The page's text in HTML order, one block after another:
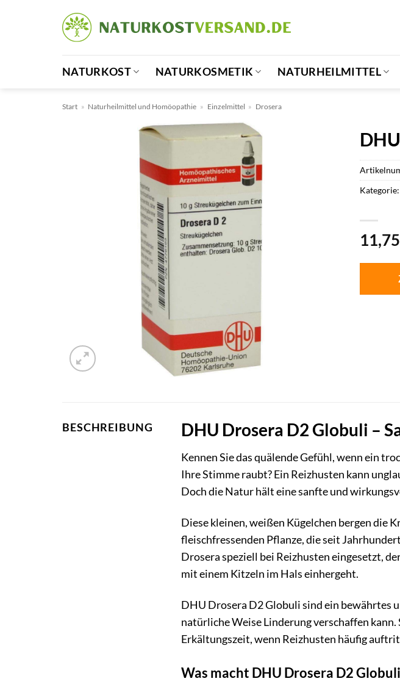
NATURKOST NATURKOSMETIK NATURHEILMITTEL
Start » Naturheilmittel und Homöopathie » Einzelmittel » Drosera
11,75
Kategorie:
BESCHREIBUNG DHU Drosera D2 Globuli –
Kennen Sie das quälende Gefühl, wenn ein
Ihre Stimme raubt? Ein Reizhusten kann
Doch die Natur hält eine sanfte und
Diese kleinen, weißen Kügelchen bergen die
fleischfressenden Pflanze, die seit
Drosera speziell bei Reizhusten eingesetzt,
mit einem Kitzeln im Hals einhergeht.
DHU Drosera D2 Globuli sind ein bewährtes
natürliche Weise Linderung verschaffen
Erkältungszeit, wenn Reizhusten häufig
Was macht DHU Drosera D2